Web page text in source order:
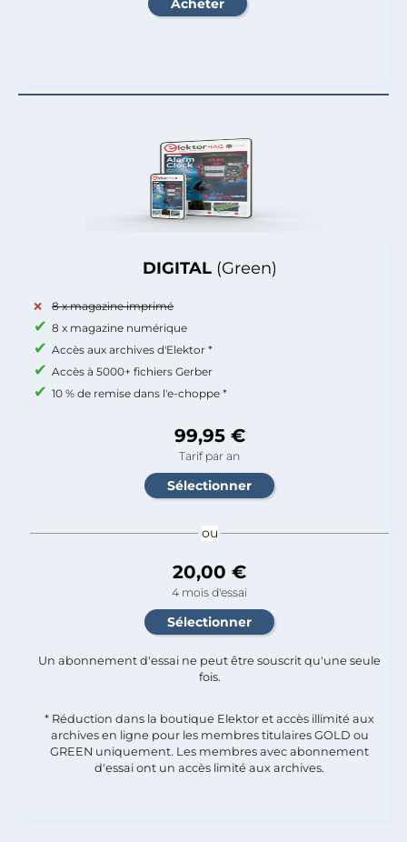
DIGITAL (Green)
8 x magazine imprimé
8 x magazine numérique
Accès aux archives d'Elektor *
Accès à 5000+ fichiers Gerber
10 % de remise dans l'e-choppe *
99,95 €
Tarif par an
ou
20,00 €
4 mois d'essai
Un abonnement d'essai ne peut être souscrit qu'une seule
fois.​
* Réduction dans la boutique Elektor et accès illimité aux
archives en ligne pour les membres titulaires GOLD ou
GREEN uniquement. Les membres avec abonnement
d'essai ont un accès limité aux archives.